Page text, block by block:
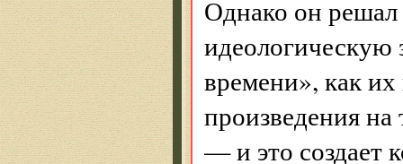
Однако он
идеологическую
времени», как
произведения
— и это создает